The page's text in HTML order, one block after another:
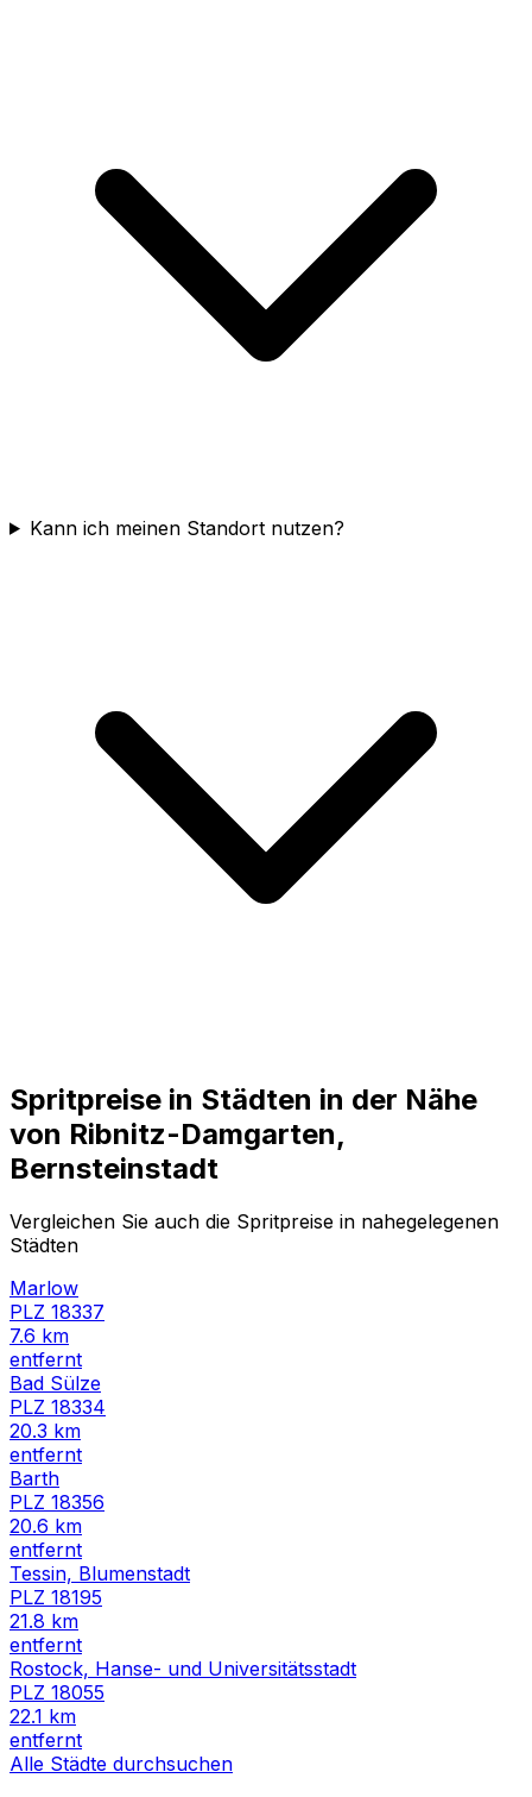
Kann ich meinen Standort nutzen?
Spritpreise in Städten in der Nähe
von Ribnitz-Damgarten,
Bernsteinstadt
Vergleichen Sie auch die Spritpreise in nahegelegenen
Städten
Marlow
PLZ 18337
7.6 km
entfernt
Bad Sülze
PLZ 18334
20.3 km
entfernt
Barth
PLZ 18356
20.6 km
entfernt
Tessin, Blumenstadt
PLZ 18195
21.8 km
entfernt
Rostock, Hanse- und Universitätsstadt
PLZ 18055
22.1 km
entfernt
Alle Städte durchsuchen